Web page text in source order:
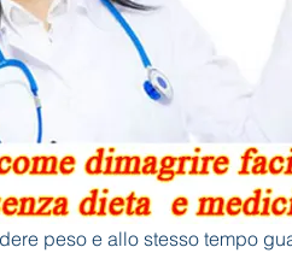
peso e allo stesso tempo